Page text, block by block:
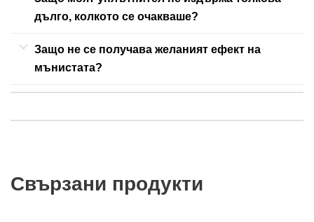
дълго, колкото се очакваше?
Защо не се получава желаният ефект на
мънистата?
Свързани продукти